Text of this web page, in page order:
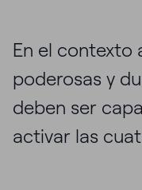
En el contexto
poderosas y
deben ser
activar las